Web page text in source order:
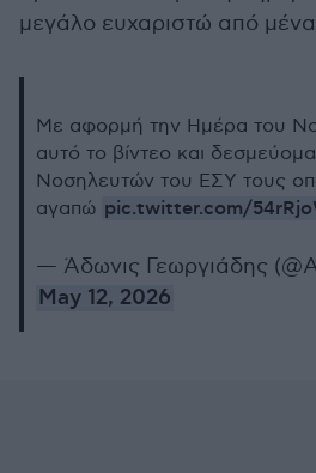
μεγάλο ευχαριστώ από
Με αφορμή την Ημέρα του
αυτό το βίντεο και
Νοσηλευτών του ΕΣΥ τους
αγαπώ pic.twitter.com/
— Άδωνις Γεωργιάδης
May 12, 2026